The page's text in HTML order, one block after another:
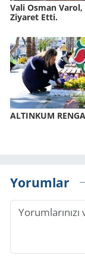
Vali Osman Varol,
Ziyaret Etti.
AL­TIN­KUM
Yorumlar